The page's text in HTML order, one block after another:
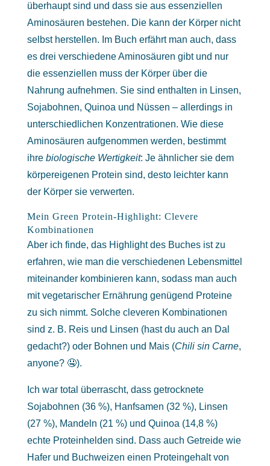
überhaupt sind und dass sie aus essenziellen
Aminosäuren bestehen. Die kann der Körper nicht
selbst herstellen. Im Buch erfährt man auch, dass
es drei verschiedene Aminosäuren gibt und nur
die essenziellen muss der Körper über die
Nahrung aufnehmen. Sie sind enthalten in Linsen,
Sojabohnen, Quinoa und Nüssen – allerdings in
unterschiedlichen Konzentrationen. Wie diese
Aminosäuren aufgenommen werden, bestimmt
ihre biologische Wertigkeit: Je ähnlicher sie dem
körpereigenen Protein sind, desto leichter kann
der Körper sie verwerten.
Mein Green Protein-Highlight: Clevere
Kombinationen
Aber ich finde, das Highlight des Buches ist zu
erfahren, wie man die verschiedenen Lebensmittel
miteinander kombinieren kann, sodass man auch
mit vegetarischer Ernährung genügend Proteine
zu sich nimmt. Solche cleveren Kombinationen
sind z. B. Reis und Linsen (hast du auch an Dal
gedacht?) oder Bohnen und Mais (Chili sin Carne,
anyone? 🤤).
Ich war total überrascht, dass getrocknete
Sojabohnen (36 %), Hanfsamen (32 %), Linsen
(27 %), Mandeln (21 %) und Quinoa (14,8 %)
echte Proteinhelden sind. Dass auch Getreide wie
Hafer und Buchweizen einen Proteingehalt von